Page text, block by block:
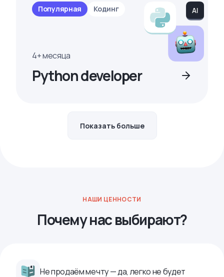
Популярная Кодинг
4+ месяца
Python developer
Показать больше
НАШИ ЦЕННОСТИ
Почему нас выбирают?
Не продаём мечту — да, легко не будет